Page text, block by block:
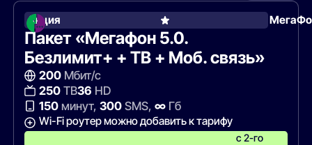
Акция
Пакет «Мегафон 5.0.
Безлимит+ + ТВ + Моб. связь»
200Мбит/с
250ТВ36 HD
150минут, 300SMS, ∞Гб
Wi-Fi роутер можно добавить к тарифу
с 2-го